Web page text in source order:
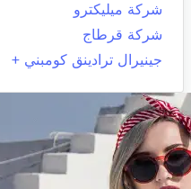
شركة ميليكترو
شركة قرطاج
جينيرال ترادينق كومبني +